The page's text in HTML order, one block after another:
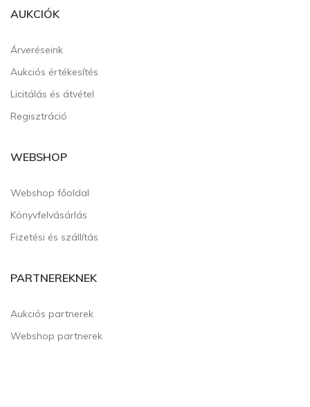
AUKCIÓK
Árveréseink
Aukciós értékesítés
Licitálás és átvétel
Regisztráció
WEBSHOP
Webshop főoldal
Könyvfelvásárlás
Fizetési és szállítás
PARTNEREKNEK
Aukciós partnerek
Webshop partnerek